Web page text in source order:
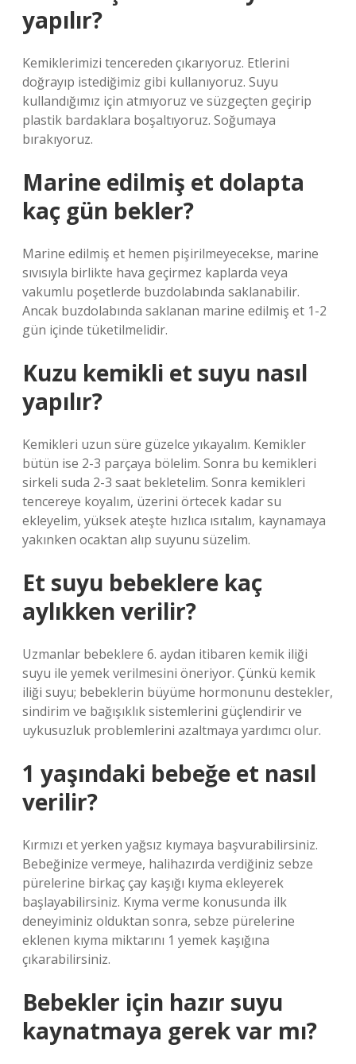
yapılır?
Kemiklerimizi tencereden çıkarıyoruz. Etlerini
doğrayıp istediğimiz gibi kullanıyoruz. Suyu
kullandığımız için atmıyoruz ve süzgeçten geçirip
plastik bardaklara boşaltıyoruz. Soğumaya
bırakıyoruz.
Marine edilmiş et dolapta
kaç gün bekler?
Marine edilmiş et hemen pişirilmeyecekse, marine
sıvısıyla birlikte hava geçirmez kaplarda veya
vakumlu poşetlerde buzdolabında saklanabilir.
Ancak buzdolabında saklanan marine edilmiş et 1-2
gün içinde tüketilmelidir.
Kuzu kemikli et suyu nasıl
yapılır?
Kemikleri uzun süre güzelce yıkayalım. Kemikler
bütün ise 2-3 parçaya bölelim. Sonra bu kemikleri
sirkeli suda 2-3 saat bekletelim. Sonra kemikleri
tencereye koyalım, üzerini örtecek kadar su
ekleyelim, yüksek ateşte hızlıca ısıtalım, kaynamaya
yakınken ocaktan alıp suyunu süzelim.
Et suyu bebeklere kaç
aylıkken verilir?
Uzmanlar bebeklere 6. aydan itibaren kemik iliği
suyu ile yemek verilmesini öneriyor. Çünkü kemik
iliği suyu; bebeklerin büyüme hormonunu destekler,
sindirim ve bağışıklık sistemlerini güçlendirir ve
uykusuzluk problemlerini azaltmaya yardımcı olur.
1 yaşındaki bebeğe et nasıl
verilir?
Kırmızı et yerken yağsız kıymaya başvurabilirsiniz.
Bebeğinize vermeye, halihazırda verdiğiniz sebze
pürelerine birkaç çay kaşığı kıyma ekleyerek
başlayabilirsiniz. Kıyma verme konusunda ilk
deneyiminiz olduktan sonra, sebze pürelerine
eklenen kıyma miktarını 1 yemek kaşığına
çıkarabilirsiniz.
Bebekler için hazır suyu
kaynatmaya gerek var mı?